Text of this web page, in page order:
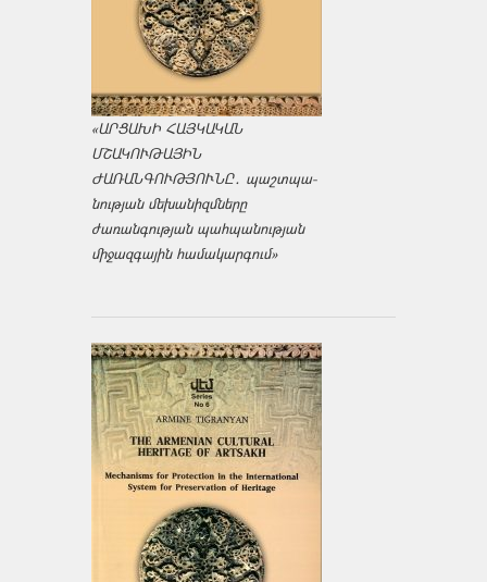
«ԱՐՑԱԽԻ ՀԱՅԿԱԿԱՆ
ՄՇԱԿՈՒԹԱՅԻՆ
ԺԱՌԱՆԳՈՒԹՅՈՒՆԸ․ պաշտպա­
նության մեխանիզմները
ժառանգության պահպանության
միջազ­գային համակարգում»